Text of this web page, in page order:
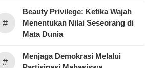
#
Beauty Privilege: Ketika Wajah
Menentukan Nilai Seseorang di
Mata Dunia
#
Menjaga Demokrasi Melalui